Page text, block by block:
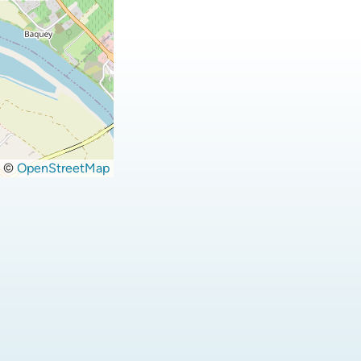
© OpenStreetMap